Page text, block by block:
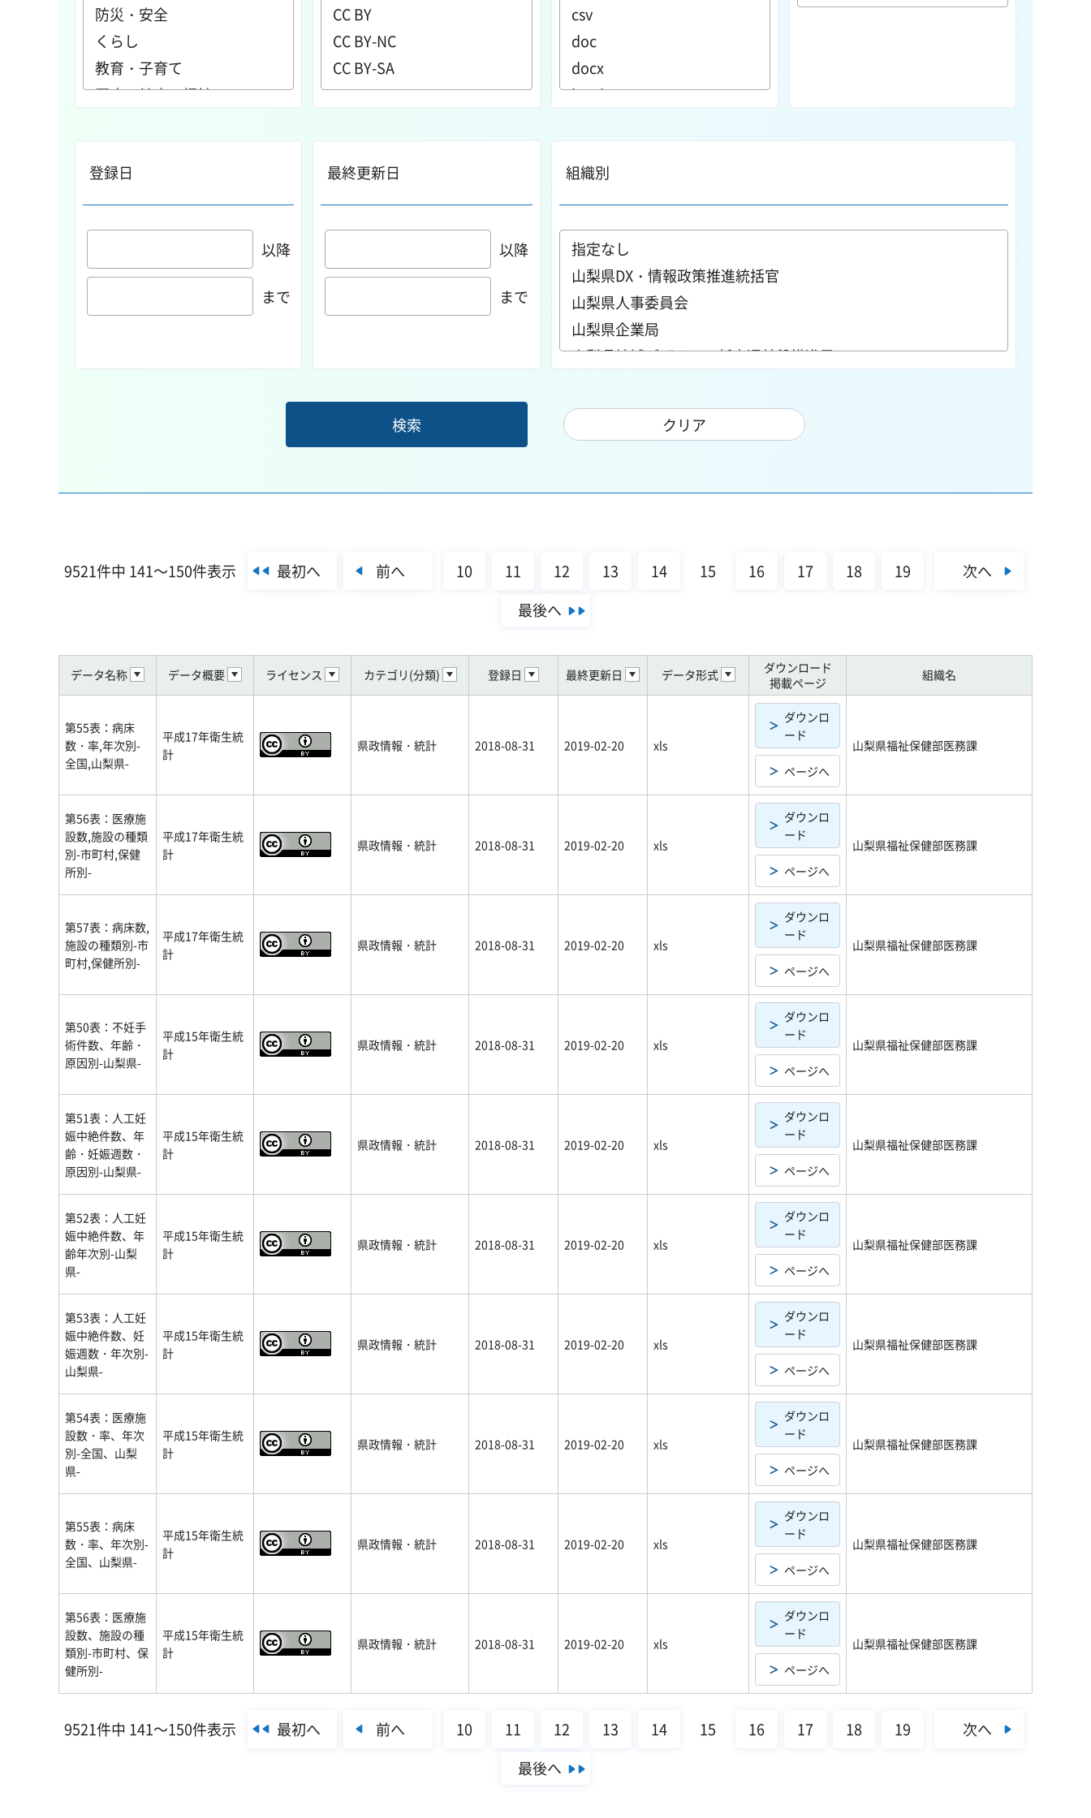
登録日
以降
まで
最終更新日
以降
まで
組織別
9521件中 141～150件表示 最初へ 前へ 10 11 12 13 14 15 16 17 18 19
次へ
最後へ
データ名称 データ概要 ライセンス カテゴリ(分類) 登録日 最終更新日 データ形式
ダウンロード
掲載ページ
組織名
第55表：病床
数・率,年次別-
全国,山梨県-
平成17年衛生統
計
県政情報・統計 2018-08-31 2019-02-20 xls
ダウンロ
ード
ページへ
山梨県福祉保健部医務課
第56表：医療施
設数,施設の種類
別-市町村,保健
所別-
平成17年衛生統
計
県政情報・統計 2018-08-31 2019-02-20 xls
ダウンロ
ード
ページへ
山梨県福祉保健部医務課
第57表：病床数,
施設の種類別-市
町村,保健所別-
平成17年衛生統
計
県政情報・統計 2018-08-31 2019-02-20 xls
ダウンロ
ード
ページへ
山梨県福祉保健部医務課
第50表：不妊手
術件数、年齢・
原因別-山梨県-
平成15年衛生統
計
県政情報・統計 2018-08-31 2019-02-20 xls
ダウンロ
ード
ページへ
山梨県福祉保健部医務課
第51表：人工妊
娠中絶件数、年
齢・妊娠週数・
原因別-山梨県-
平成15年衛生統
計
県政情報・統計 2018-08-31 2019-02-20 xls
ダウンロ
ード
ページへ
山梨県福祉保健部医務課
第52表：人工妊
娠中絶件数、年
齢年次別-山梨
県-
平成15年衛生統
計
県政情報・統計 2018-08-31 2019-02-20 xls
ダウンロ
ード
ページへ
山梨県福祉保健部医務課
第53表：人工妊
娠中絶件数、妊
娠週数・年次別-
山梨県-
平成15年衛生統
計
県政情報・統計 2018-08-31 2019-02-20 xls
ダウンロ
ード
ページへ
山梨県福祉保健部医務課
第54表：医療施
設数・率、年次
別-全国、山梨
県-
平成15年衛生統
計
県政情報・統計 2018-08-31 2019-02-20 xls
ダウンロ
ード
ページへ
山梨県福祉保健部医務課
第55表：病床
数・率、年次別-
全国、山梨県-
平成15年衛生統
計
県政情報・統計 2018-08-31 2019-02-20 xls
ダウンロ
ード
ページへ
山梨県福祉保健部医務課
第56表：医療施
設数、施設の種
類別-市町村、保
健所別-
平成15年衛生統
計
県政情報・統計 2018-08-31 2019-02-20 xls
ダウンロ
ード
ページへ
山梨県福祉保健部医務課
9521件中 141～150件表示 最初へ 前へ 10 11 12 13 14 15 16 17 18 19
次へ
最後へ